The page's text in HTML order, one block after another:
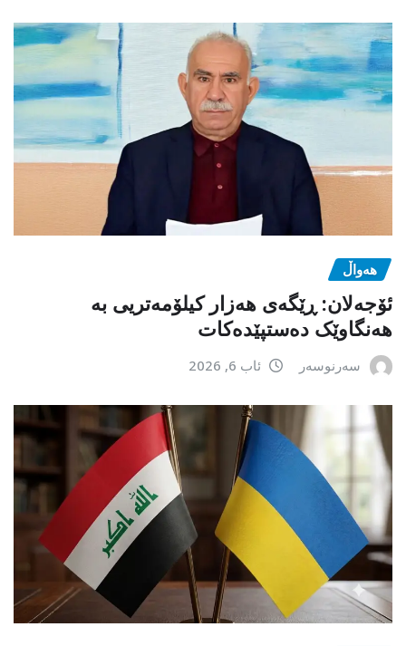
هەواڵ
ئۆجەلان: ڕێگەی هەزار کیلۆمەتریی بە
هەنگاوێک دەستپێدەکات
سەرنوسەر ئاب 6, 2026